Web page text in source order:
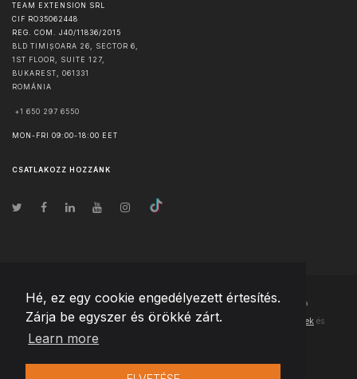
Hé, ez egy cookie engedélyezett értesítés.
Zárja be egyszer és örökké zárt.
Learn more
TEAM EXTENSION SRL
CIF RO35062448
REG. COM. J40/11836/2015
BLD TIMIȘOARA 26, SECTOR 6,
1ST FLOOR, SUITE 127,
BUKAREST
061331
ROMÁNIA
+1 650 297 6550
MON-FRI 09:00-18:00 EET
CSATLAKOZZ HOZZÁNK
© Szerzői jog2026 Team Extension Hungary- Minden jog fenntartva
Changelog ● Ezen webhely használatával elfogadja Használati feltételek és